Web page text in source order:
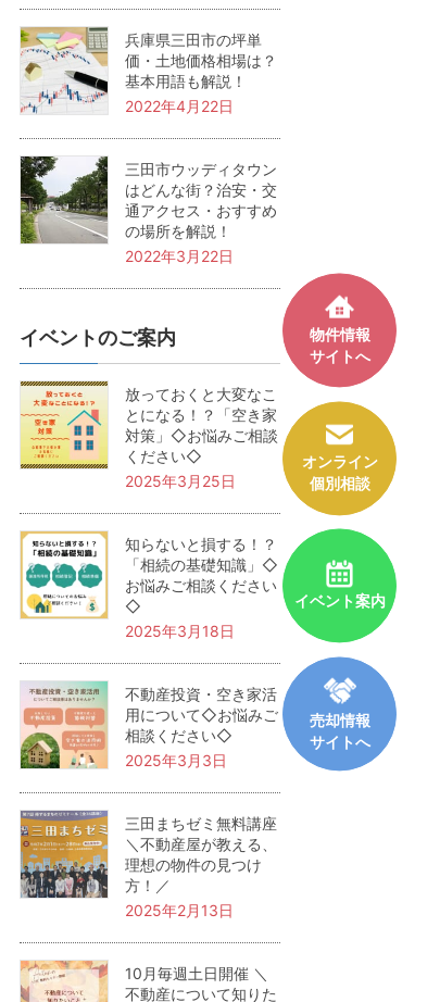
兵庫県三田市の坪単
価・土地価格相場は？
基本用語も解説！
2022年4月22日
三田市ウッディタウン
はどんな街？治安・交
通アクセス・おすすめ
の場所を解説！
2022年3月22日
イベントのご案内
放っておくと大変なこ
とになる！？「空き家
対策」◇お悩みご相談
ください◇
2025年3月25日
知らないと損する！？
「相続の基礎知識」◇
お悩みご相談ください
◇
2025年3月18日
不動産投資・空き家活
用について◇お悩みご
相談ください◇
2025年3月3日
三田まちゼミ無料講座
＼不動産屋が教える、
理想の物件の見つけ
方！／
2025年2月13日
10月毎週土日開催 ＼
不動産について知りた
物件情報
サイトへ
オンライン
個別相談
イベント案内
売却情報
サイトへ